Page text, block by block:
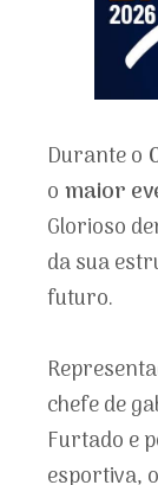
Durante o
o maior
Glorioso
da sua
futuro.
chefe de
Furtado e
esportiva,